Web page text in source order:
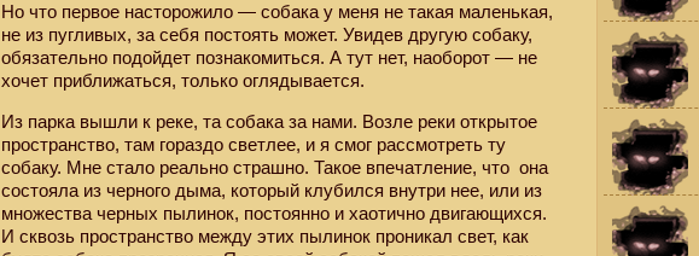
Но что первое насторожило — собака у меня не такая маленькая,
не из пугливых, за себя постоять может. Увидев другую собаку,
обязательно подойдет познакомиться. А тут нет, наоборот — не
хочет приближаться, только оглядывается.
Из парка вышли к реке, та собака за нами. Возле реки открытое
пространство, там гораздо светлее, и я смог рассмотреть ту
собаку. Мне стало реально страшно. Такое впечатление, что она
состояла из черного дыма, который клубился внутри нее, или из
множества черных пылинок, постоянно и хаотично двигающихся.
И сквозь пространство между этих пылинок проникал свет, как